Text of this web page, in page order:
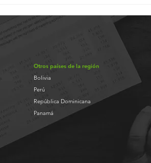
Otros países de la región
Bolivia
Perú
República Dominicana
Panamá